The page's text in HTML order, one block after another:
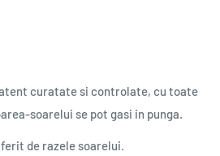
curatate si controlate, cu toate
soarelui se pot gasi in punga.
de razele soarelui.